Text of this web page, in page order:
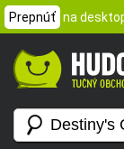
Prepnúť na